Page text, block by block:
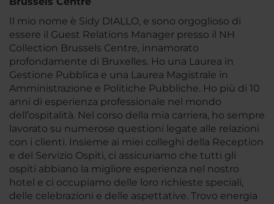
Il mio nome è Sidy DIALLO, e sono orgoglioso di
essere il Guest Relations Manager presso il NH
Collection Brussels Centre, innamorato
profondamente di Bruxelles. Ho una Laurea in
Gestione Pubblica e una Laurea Magistrale in
Amministrazione e Politiche Pubbliche. Ho più di 10
anni di esperienza professionale nel mondo
dell’ospitalità. Nel corso della mia carriera, ho sempre
lavorato su numerose questioni legate alle relazioni
con i clienti. Insieme ai miei colleghi della Reception
e del Servizio Ospiti, ci assicuriamo che tutti gli
ospiti abbiano la migliore esperienza nel nostro
hotel e ci occupiamo delle loro richieste speciali,
delle celebrazioni e delle aspettative. Trovo energia